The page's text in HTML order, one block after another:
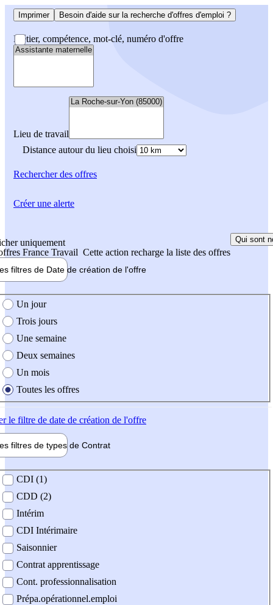
Imprimer Besoin d'aide sur la recherche d'offres d'emploi ?
Métier, compétence, mot-clé, numéro d'offre
Lieu de travail
Distance autour du lieu choisi
Rechercherdes offres
uniquement
France Travail Cette action recharge la liste des offres
Qui sont
filtres de Date de création de l'offre
création de l'offre
Un jour
Trois jours
Une semaine
Deux semaines
Un mois
Toutes les offres
le filtre de date de création de l'offre
filtres de types de Contrat
contrat
CDI (1)
CDD (2)
Intérim
CDI Intérimaire
Saisonnier
Contrat apprentissage
Cont. professionnalisation
Prépa.opérationnel.emploi
Créer une alerte